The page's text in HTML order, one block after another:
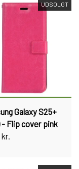
UDSOLGT
Galaxy S25+
- Flip cover pink